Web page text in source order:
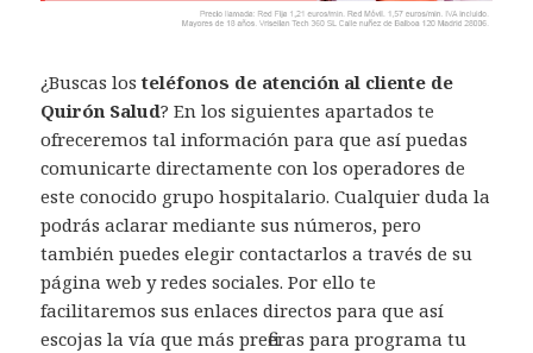
¿Buscas losteléfonos de atención al cliente de
Quirón Salud? En los siguientes apartados te
ofreceremos tal información para que así puedas
comunicarte directamente con los operadores de
este conocido grupo hospitalario. Cualquier duda la
podrás aclarar mediante sus números, pero
también puedes elegir contactarlos a través de su
página web y redes sociales. Por ello te
facilitaremos sus enlaces directos para que así
escojas la vía que más prefieras para programa tu